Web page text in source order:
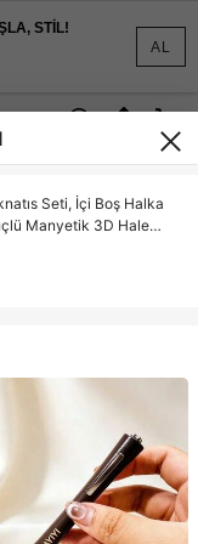
AL
STİL!
Seti, İçi Boş Halka
Manyetik 3D Hale
Y2K Dopamin
Uygun